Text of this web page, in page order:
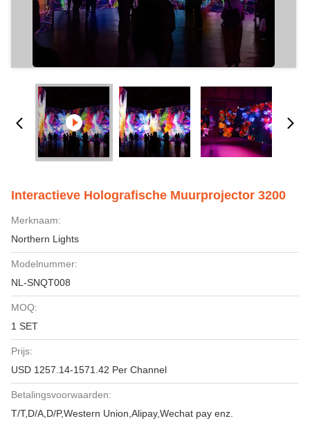
Interactieve Holografische Muurprojector 3200
Merknaam:
Northern Lights
Modelnummer:
NL-SNQT008
MOQ:
1 SET
Prijs:
USD 1257.14-1571.42 Per Channel
Betalingsvoorwaarden:
T/T,D/A,D/P,Western Union,Alipay,Wechat pay enz.